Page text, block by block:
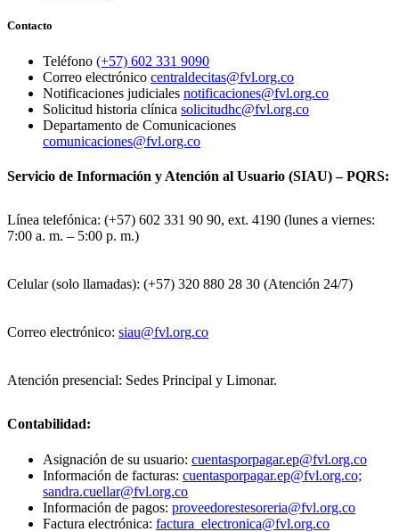
Contacto
Teléfono (+57) 602 331 9090
Correo electrónico centraldecitas@fvl.org.co
Notificaciones judiciales notificaciones@fvl.org.co
Solicitud historia clínica solicitudhc@fvl.org.co
Departamento de Comunicaciones
comunicaciones@fvl.org.co
Servicio de Información y Atención al Usuario (SIAU) – PQRS:
Línea telefónica: (+57) 602 331 90 90, ext. 4190 (lunes a viernes:
7:00 a. m. – 5:00 p. m.)
Celular (solo llamadas): (+57) 320 880 28 30 (Atención 24/7)
Correo electrónico: siau@fvl.org.co
Atención presencial: Sedes Principal y Limonar.
Contabilidad:
Asignación de su usuario: cuentasporpagar.ep@fvl.org.co
Información de facturas: cuentasporpagar.ep@fvl.org.co;
sandra.cuellar@fvl.org.co
Información de pagos: proveedorestesoreria@fvl.org.co
Factura electrónica: factura_electronica@fvl.org.co